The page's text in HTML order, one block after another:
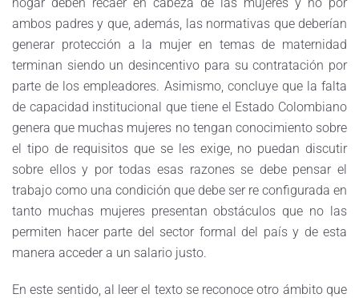
ambos padres y que, además, las normativas que deberían
generar protección a la mujer en temas de maternidad
terminan siendo un desincentivo para su contratación por
parte de los empleadores. Asimismo, concluye que la falta
de capacidad institucional que tiene el Estado Colombiano
genera que muchas mujeres no tengan conocimiento sobre
el tipo de requisitos que se les exige, no puedan discutir
sobre ellos y por todas esas razones se debe pensar el
trabajo como una condición que debe ser re configurada en
tanto muchas mujeres presentan obstáculos que no las
permiten hacer parte del sector formal del país y de esta
manera acceder a un salario justo.
En este sentido, al leer el texto se reconoce otro ámbito que